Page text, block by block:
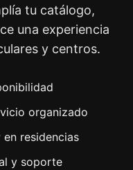
tu catálogo,
una experiencia
y centros.
organizado
residencias
y soporte